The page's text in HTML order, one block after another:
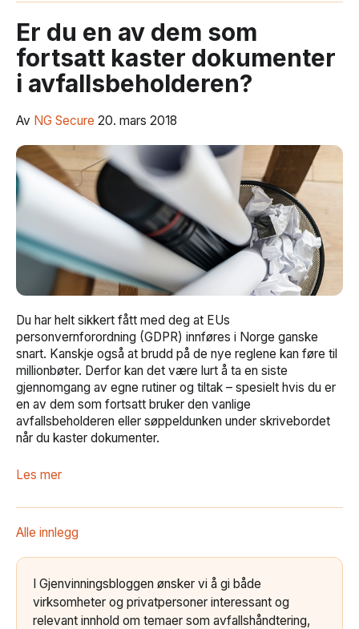
Er du en av dem som
fortsatt kaster dokumenter
i avfallsbeholderen?
Av NG Secure 20. mars 2018
Du har helt sikkert fått med deg at EUs
personvernforordning (GDPR) innføres i Norge ganske
snart. Kanskje også at brudd på de nye reglene kan føre til
millionbøter. Derfor kan det være lurt å ta en siste
gjennomgang av egne rutiner og tiltak – spesielt hvis du er
en av dem som fortsatt bruker den vanlige
avfallsbeholderen eller søppeldunken under skrivebordet
når du kaster dokumenter.
Les mer
Alle innlegg
I Gjenvinningsbloggen ønsker vi å gi både
virksomheter og privatpersoner interessant og
relevant innhold om temaer som avfallshåndtering,